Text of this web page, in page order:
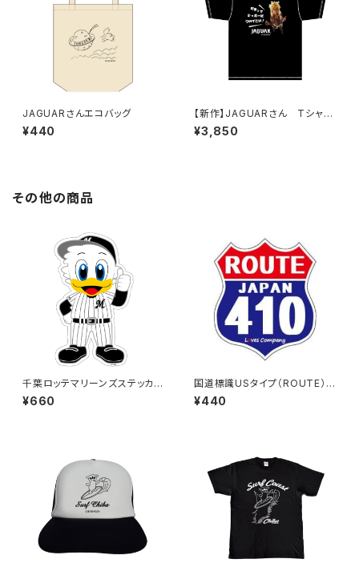
JAGUARさんエコバッグ
¥440
【新作】JAGUARさん Tシャツ
（だまってジャガーについてこ
い！B）Black
¥3,850
その他の商品
千葉ロッテマリーンズステッカー
13（大）
¥660
国道標識USタイプ（ROUTE）ス
テッカー 410号線
¥440